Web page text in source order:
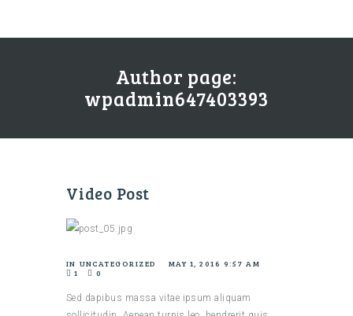
Author page:
wpadmin647403393
Video Post
IN UNCATEGORIZED
MAY 1, 2016 9:57 AM
1
0
Sed dapibus massa vitae ipsum aliquam